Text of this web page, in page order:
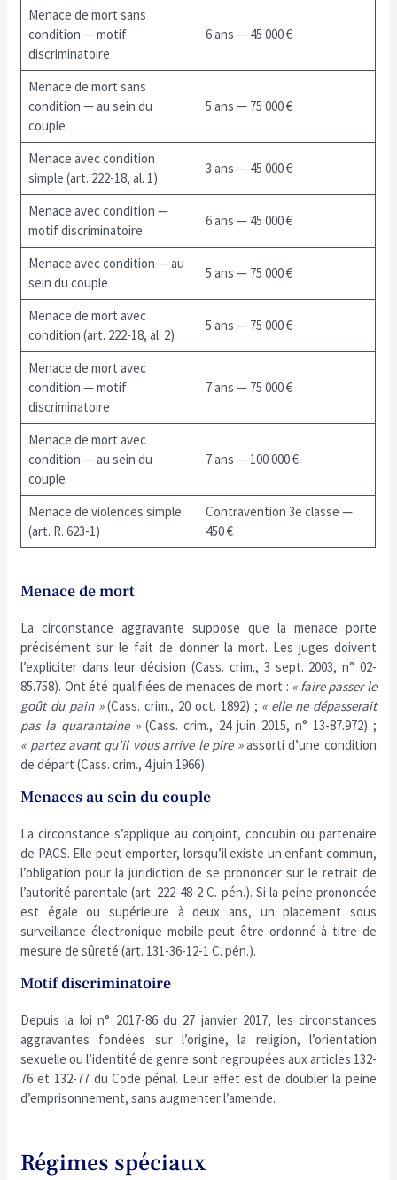
Menace de mort sans
condition — motif
discriminatoire
6 ans — 45 000 €
Menace de mort sans
condition — au sein du
couple
5 ans — 75 000 €
Menace avec condition
simple (art. 222-18, al. 1)
3 ans — 45 000 €
Menace avec condition —
motif discriminatoire
6 ans — 45 000 €
Menace avec condition — au
sein du couple
5 ans — 75 000 €
Menace de mort avec
condition (art. 222-18, al. 2)
5 ans — 75 000 €
Menace de mort avec
condition — motif
discriminatoire
7 ans — 75 000 €
Menace de mort avec
condition — au sein du
couple
7 ans — 100 000 €
Menace de violences simple
(art. R. 623-1)
Contravention 3e classe —
450 €
Menace de mort
La circonstance aggravante suppose que la menace porte
précisément sur le fait de donner la mort. Les juges doivent
l’expliciter dans leur décision (Cass. crim., 3 sept. 2003, n° 02-
85.758). Ont été qualifiées de menaces de mort : « faire passer le
goût du pain »(Cass. crim., 20 oct. 1892) ; « elle ne dépasserait
pas la quarantaine »(Cass. crim., 24 juin 2015, n° 13-87.972) ;
« partez avant qu’il vous arrive le pire »assorti d’une condition
de départ (Cass. crim., 4 juin 1966).
Menaces au sein du couple
La circonstance s’applique au conjoint, concubin ou partenaire
de PACS. Elle peut emporter, lorsqu’il existe un enfant commun,
l’obligation pour la juridiction de se prononcer sur le retrait de
l’autorité parentale (art. 222-48-2 C. pén.). Si la peine prononcée
est égale ou supérieure à deux ans, un placement sous
surveillance électronique mobile peut être ordonné à titre de
mesure de sûreté (art. 131-36-12-1 C. pén.).
Motif discriminatoire
Depuis la loi n° 2017-86 du 27 janvier 2017, les circonstances
aggravantes fondées sur l’origine, la religion, l’orientation
sexuelle ou l’identité de genre sont regroupées aux articles 132-
76 et 132-77 du Code pénal. Leur effet est de doubler la peine
d’emprisonnement, sans augmenter l’amende.
Régimes spéciaux